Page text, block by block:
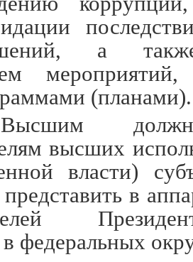
а
мероприятий,
(планами).
высших
власти)
в
федеральных